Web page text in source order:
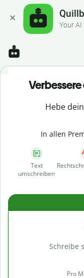
Your
Hebe
In allen
Text
umschreiben
Schreibe
Pro